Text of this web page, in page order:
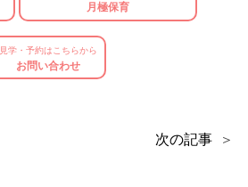
月極保育
見学・予約はこちらから
お問い合わせ
次の記事